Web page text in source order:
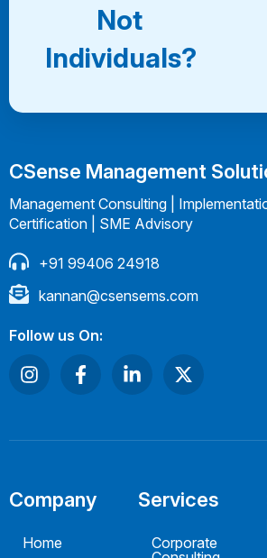
Not
Individuals?
CSense Management
Management Consulting |
Certification | SME Advisory
+91 99406 24918
kannan@csensems.com
Follow us On:
Company
Home
Services
Corporate